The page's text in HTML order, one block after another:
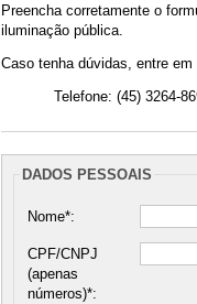
Preencha corretamente o
iluminação pública.
Caso tenha dúvidas, entre
Telefone: (45) 3264-
DADOS PESSOAIS
Nome*:
CPF/CNPJ
(apenas
números)*: